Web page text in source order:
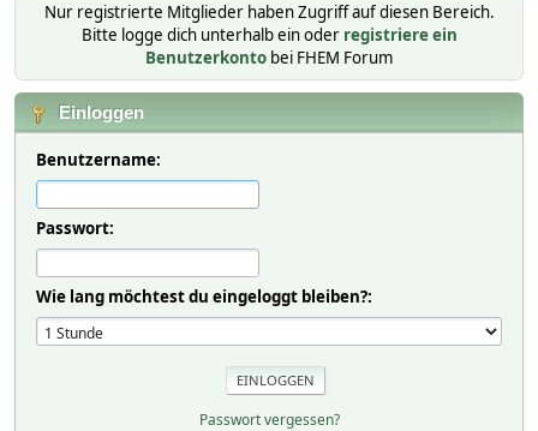
Nur registrierte Mitglieder haben Zugriff auf diesen Bereich.
Bitte logge dich unterhalb ein oder registriere ein
Benutzerkonto bei FHEM Forum
Einloggen
Benutzername:
Passwort:
Wie lang möchtest du eingeloggt bleiben?:
Passwort vergessen?